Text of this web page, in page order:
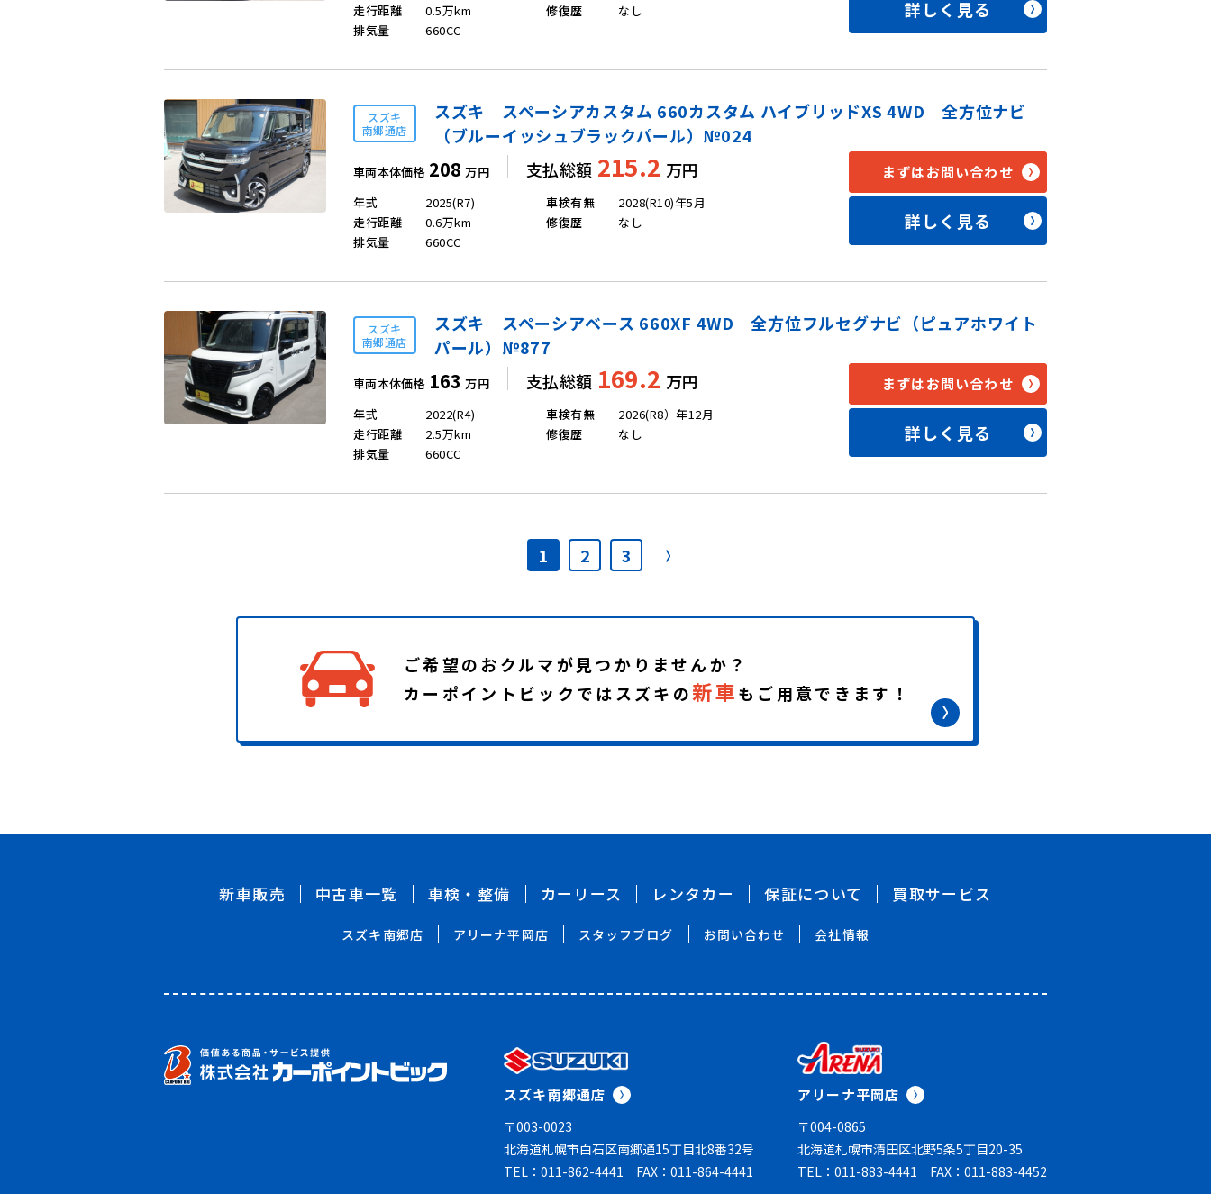
走行距離
0.5万km
排気量
660CC
修復歴
なし 詳しく見る
スズキ
南郷通店
スズキ スペーシアカスタム 660カスタム ハイブリッドXS 4WD 全方位ナビ
（ブルーイッシュブラックパール）№024
車両本体価格 208 万円 支払総額 215.2 万円
年式
2025(R7)
走行距離
0.6万km
排気量
660CC
車検有無
2028(R10)年5月
修復歴
なし
まずはお問い合わせ
詳しく見る
スズキ
南郷通店
スズキ スペーシアベース 660XF 4WD 全方位フルセグナビ（ピュアホワイト
パール）№877
車両本体価格 163 万円 支払総額 169.2 万円
年式
2022(R4)
走行距離
2.5万km
排気量
660CC
車検有無
2026(R8）年12月
修復歴
なし
まずはお問い合わせ
詳しく見る
1 2 3
ご希望のおクルマが見つかりませんか？
カーポイントビックではスズキの新車もご用意できます！
新車販売 中古車一覧 車検・整備 カーリース レンタカー 保証について 買取サービス
スズキ南郷店 アリーナ平岡店 スタッフブログ お問い合わせ 会社情報
スズキ南郷通店
〒003-0023
北海道札幌市白石区南郷通15丁目北8番32号
TEL：011-862-4441 FAX：011-864-4441
アリーナ平岡店
〒004-0865
北海道札幌市清田区北野5条5丁目20-35
TEL：011-883-4441 FAX：011-883-4452